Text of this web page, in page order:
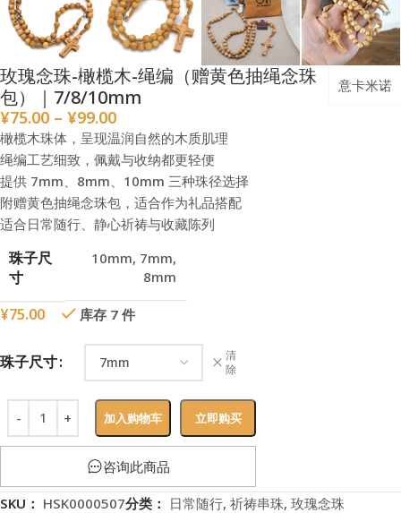
玫瑰念珠-橄榄木-绳编（赠黄色抽绳念珠
包）｜7/8/10mm
意卡米诺
¥75.00 – ¥99.00
橄榄木珠体，呈现温润自然的木质肌理
绳编工艺细致，佩戴与收纳都更轻便
提供 7mm、8mm、10mm 三种珠径选择
附赠黄色抽绳念珠包，适合作为礼品搭配
适合日常随行、静心祈祷与收藏陈列
珠子尺
寸
10mm, 7mm,
8mm
¥75.00 库存 7 件
珠子尺寸
清
除
加入购物车 立即购买
咨询此商品
SKU： HSK0000507分类： 日常随行, 祈祷串珠, 玫瑰念珠